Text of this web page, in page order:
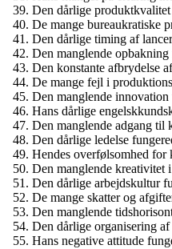
Den dårlige
De mange bureaukratiske
Den dårlige timing af
Den manglende
Den konstante afbrydelse
De mange fejl i
Den manglende
Hans dårlige
Den manglende adgang til
Den dårlige ledelse
Hendes overfølsomhed
Den manglende kreativitet
Den dårlige arbejdskultur
De mange skatter og
Den manglende
Den dårlige organisering
Hans negative attitude